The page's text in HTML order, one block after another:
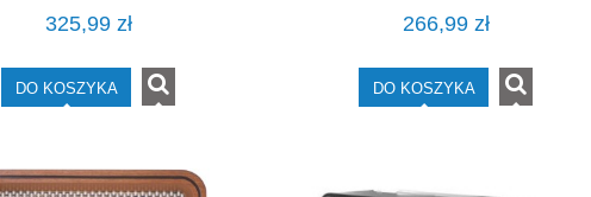
325,99 zł
DO KOSZYKA
266,99 zł
DO KOSZYKA